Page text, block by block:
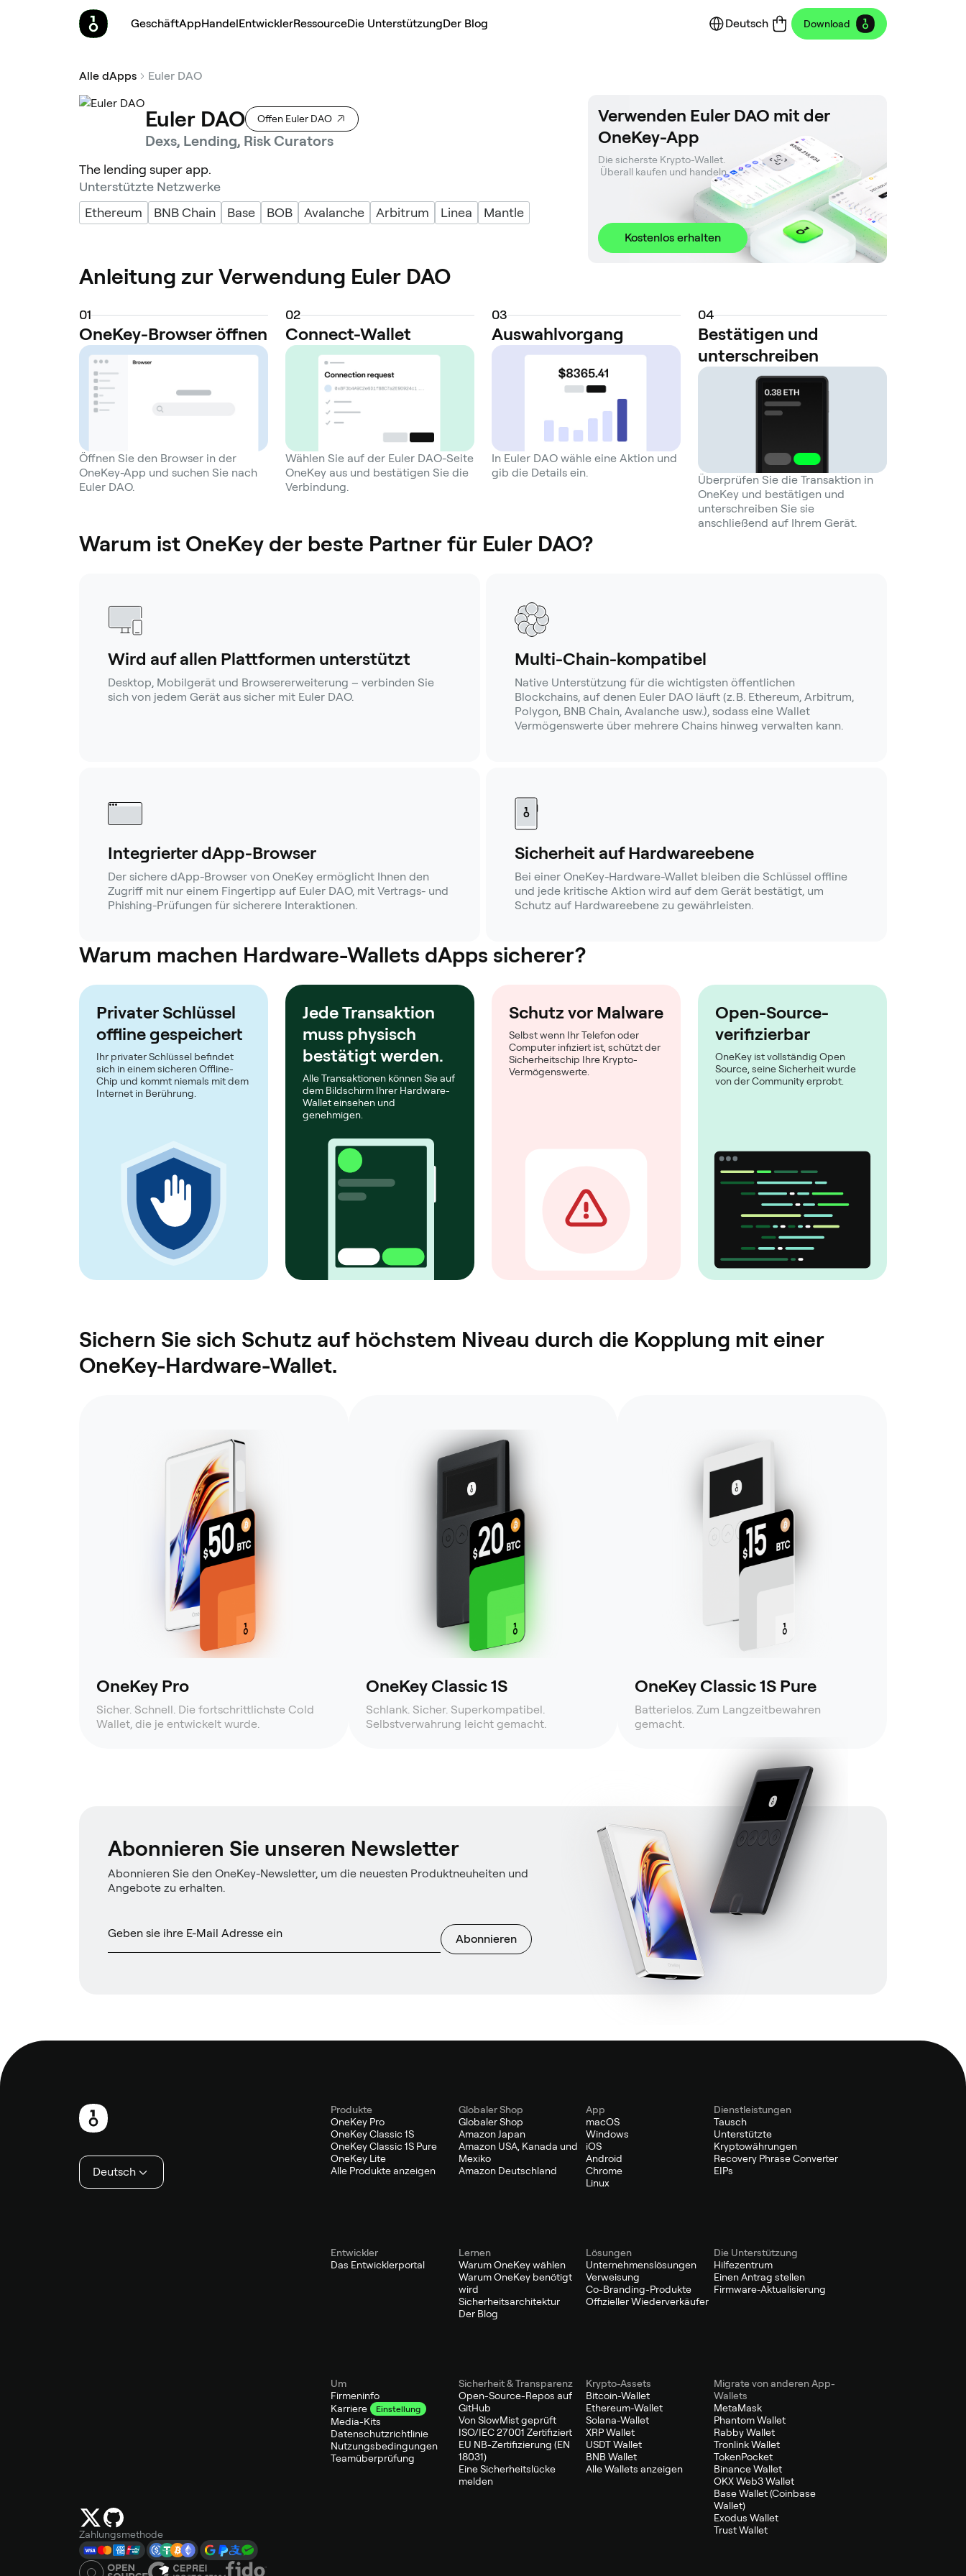
GeschäftAppHandelEntwicklerRessourceDie UnterstützungDer Blog Deutsch Download
Alle dApps Euler DAO
Euler DAO Offen Euler DAO
Dexs, Lending, Risk Curators
The lending super app.
Unterstützte Netzwerke
Ethereum
BNB Chain Base BOB Avalanche Arbitrum Linea Mantle
Verwenden Euler DAO mit der
OneKey-App
Die sicherste Krypto-Wallet.
Überall kaufen und handeln.
Kostenlos erhalten
Anleitung zur Verwendung Euler DAO
01
OneKey-Browser öffnen
Öffnen Sie den Browser in der
OneKey-App und suchen Sie nach
Euler DAO.
02
Connect-Wallet
Wählen Sie auf der Euler DAO-Seite
OneKey aus und bestätigen Sie die
Verbindung.
03
Auswahlvorgang
In Euler DAO wähle eine Aktion und
gib die Details ein.
04
Bestätigen und
unterschreiben
Überprüfen Sie die Transaktion in
OneKey und bestätigen und
unterschreiben Sie sie
anschließend auf Ihrem Gerät.
Warum ist OneKey der beste Partner für Euler DAO?
Wird auf allen Plattformen unterstützt
Desktop, Mobilgerät und Browsererweiterung – verbinden Sie
sich von jedem Gerät aus sicher mit Euler DAO.
Multi-Chain-kompatibel
Native Unterstützung für die wichtigsten öffentlichen
Blockchains, auf denen Euler DAO läuft (z. B. Ethereum, Arbitrum,
Polygon, BNB Chain, Avalanche usw.), sodass eine Wallet
Vermögenswerte über mehrere Chains hinweg verwalten kann.
Integrierter dApp-Browser
Der sichere dApp-Browser von OneKey ermöglicht Ihnen den
Zugriff mit nur einem Fingertipp auf Euler DAO, mit Vertrags- und
Phishing-Prüfungen für sicherere Interaktionen.
Sicherheit auf Hardwareebene
Bei einer OneKey-Hardware-Wallet bleiben die Schlüssel offline
und jede kritische Aktion wird auf dem Gerät bestätigt, um
Schutz auf Hardwareebene zu gewährleisten.
Warum machen Hardware-Wallets dApps sicherer?
Privater Schlüssel
offline gespeichert
Ihr privater Schlüssel befindet
sich in einem sicheren Offline-
Chip und kommt niemals mit dem
Internet in Berührung.
Jede Transaktion
muss physisch
bestätigt werden.
Alle Transaktionen können Sie auf
dem Bildschirm Ihrer Hardware-
Wallet einsehen und
genehmigen.
Schutz vor Malware
Selbst wenn Ihr Telefon oder
Computer infiziert ist, schützt der
Sicherheitschip Ihre Krypto-
Vermögenswerte.
Open-Source-
verifizierbar
OneKey ist vollständig Open
Source, seine Sicherheit wurde
von der Community erprobt.
Sichern Sie sich Schutz auf höchstem Niveau durch die Kopplung mit einer
OneKey-Hardware-Wallet.
OneKey Pro
Sicher. Schnell. Die fortschrittlichste Cold
Wallet, die je entwickelt wurde.
OneKey Classic 1S
Schlank. Sicher. Superkompatibel.
Selbstverwahrung leicht gemacht.
OneKey Classic 1S Pure
Batterielos. Zum Langzeitbewahren
gemacht.
Abonnieren Sie unseren Newsletter
Abonnieren Sie den OneKey-Newsletter, um die neuesten Produktneuheiten und
Angebote zu erhalten.
Abonnieren
Deutsch
Zahlungsmethode
Produkte
OneKey Pro
OneKey Classic 1S
OneKey Classic 1S Pure
OneKey Lite
Alle Produkte anzeigen
Globaler Shop
Globaler Shop
Amazon Japan
Amazon USA, Kanada und
Mexiko
Amazon Deutschland
App
macOS
Windows
iOS
Android
Chrome
Linux
Dienstleistungen
Tausch
Unterstützte
Kryptowährungen
Recovery Phrase Converter
EIPs
Entwickler
Das Entwicklerportal
Lernen
Warum OneKey wählen
Warum OneKey benötigt
wird
Sicherheitsarchitektur
Der Blog
Lösungen
Unternehmenslösungen
Verweisung
Co-Branding-Produkte
Offizieller Wiederverkäufer
Die Unterstützung
Hilfezentrum
Einen Antrag stellen
Firmware-Aktualisierung
Um
Firmeninfo
Karriere
Einstellung
Media-Kits
Datenschutzrichtlinie
Nutzungsbedingungen
Teamüberprüfung
Sicherheit & Transparenz
Open-Source-Repos auf
GitHub
Von SlowMist geprüft
ISO/IEC 27001 Zertifiziert
EU NB-Zertifizierung (EN
18031)
Eine Sicherheitslücke
melden
Krypto-Assets
Bitcoin-Wallet
Ethereum-Wallet
Solana-Wallet
XRP Wallet
USDT Wallet
BNB Wallet
Alle Wallets anzeigen
Migrate von anderen App-
Wallets
MetaMask
Phantom Wallet
Rabby Wallet
Tronlink Wallet
TokenPocket
Binance Wallet
OKX Web3 Wallet
Base Wallet (Coinbase
Wallet)
Exodus Wallet
Trust Wallet